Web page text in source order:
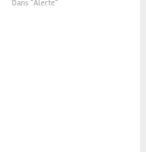
Dans "Alerte"